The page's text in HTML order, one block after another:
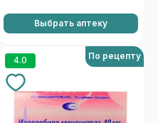
Выбрать аптеку
4.0 По рецепту